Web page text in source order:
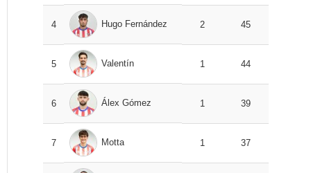
4 Hugo Fernández 2 45
5 Valentín 1 44
6 Álex Gómez 1 39
7 Motta 1 37